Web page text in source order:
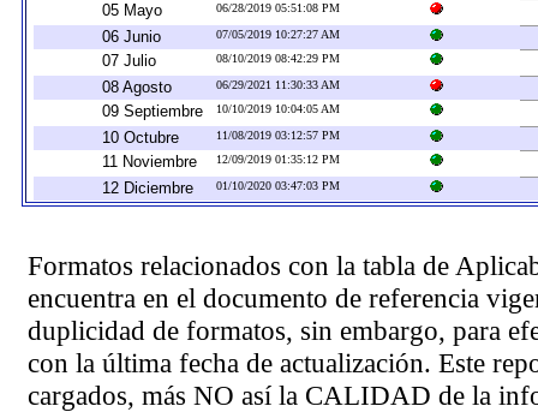
05 Mayo 06/28/2019 05:51:08 PM
06 Junio 07/05/2019 10:27:27 AM
07 Julio 08/10/2019 08:42:29 PM
08 Agosto 06/29/2021 11:30:33 AM
09 Septiembre 10/10/2019 10:04:05 AM
10 Octubre 11/08/2019 03:12:57 PM
11 Noviembre 12/09/2019 01:35:12 PM
12 Diciembre 01/10/2020 03:47:03 PM
Formatos relacionados con la tabla de
encuentra en el documento de referencia
duplicidad de formatos, sin embargo, para
con la última fecha de actualización. Este
cargados, más NO así la CALIDAD de la